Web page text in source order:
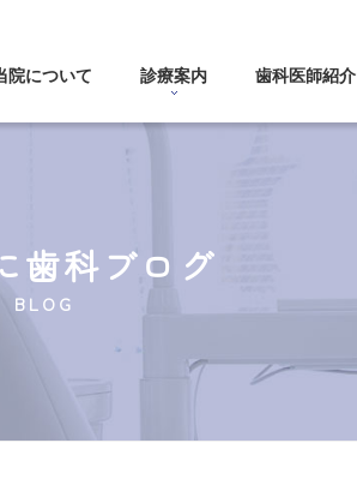
院について 診療案内 歯科医師紹介
歯科ブログ
BLOG